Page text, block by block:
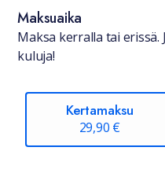
Maksuaika
Maksa kerralla tai erissä.
kuluja!
Kertamaksu
29,90 €